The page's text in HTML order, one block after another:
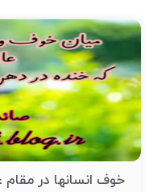
خوف انسانها در مقام